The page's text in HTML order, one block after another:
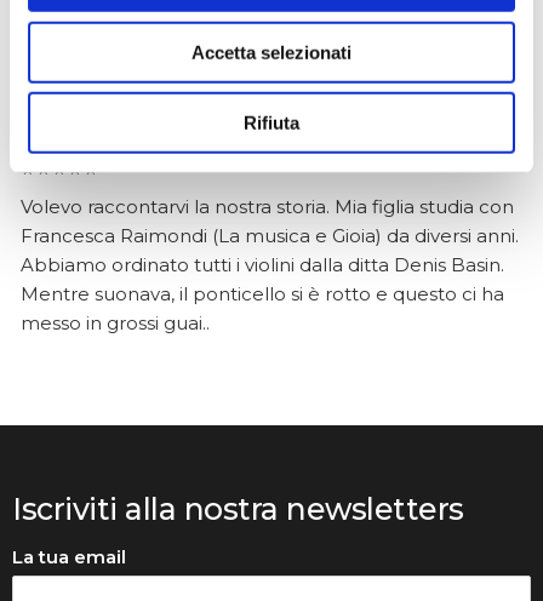
Accetta selezionati
Rifiuta
Anna Prokhorova
★★★★★
Volevo raccontarvi la nostra storia. Mia figlia studia con
Francesca Raimondi (La musica e Gioia) da diversi anni.
Abbiamo ordinato tutti i violini dalla ditta Denis Basin.
Mentre suonava, il ponticello si è rotto e questo ci ha
messo in grossi guai..
Iscriviti alla nostra newsletters
La tua email